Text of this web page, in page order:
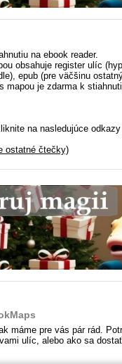
na ebook reader.
obsahuje register ulíc
epub (pre väčšinu
mapou je zdarma k
na nasledujúce
ostatné čtečky)
máme pre vás pár rád.
ulíc, alebo ako sa